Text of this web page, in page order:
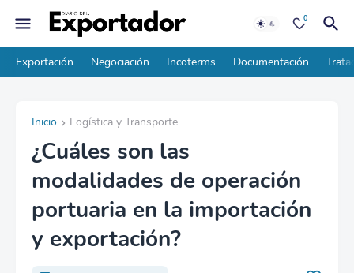
0
Exportación Negociación Incoterms Documentación
Inicio Logística y Transporte
¿Cuáles son las
modalidades de operación
portuaria en la importación
y exportación?